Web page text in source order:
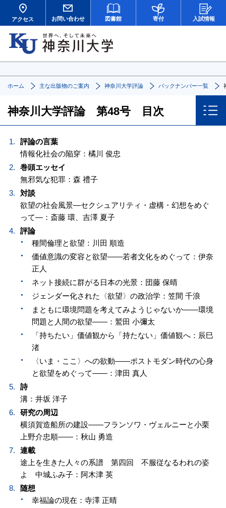
アクセス お問い合わせ 図書館 寄付 入試情報
ホーム 主な出版物のご案内 神奈川大学評論 バックナンバー一覧
神奈川大学評論 第48号 目次
評論の言葉
情報化社会の陥穿：橘川 俊忠
巻頭エッセイ
無邪気な犯罪：森 禮子
対談
欲望の社会風景—セクシュアリティ・虚構・幻想をめぐ
って—：斎藤 環、吉澤 夏子
評論
種間倫理と欲望：川田 順造
価値意識の変容と欲望——若者文化をめぐって：伊奈
正人
ネット接続に群がる日本の光景：団藤 保晴
ジェンダー化された〈欲望〉の政治学：笠間 千浪
まともに環境問題を考えてみようじゃないか——環境
問題と人間の欲望——：鷲田 小彌太
「持ちたい」価値観から「持たない」価値観へ：辰巳
渚
〈いま・ここ〉への欲動——ポストモダン時代の心身
と欲望をめぐって——：津田 真人
詩
溝：井坂 洋子
研究の周辺
横須賀造船所の建設——フランソワ・ヴェルニーと小栗
上野介忠順——：秋山 勇造
連載
途上を生きた人々の系譜 第四回 不服従なるわれの姿
よ 中城ふみ子：阿木津 英
随想
幸福論の現在：寺澤 正晴